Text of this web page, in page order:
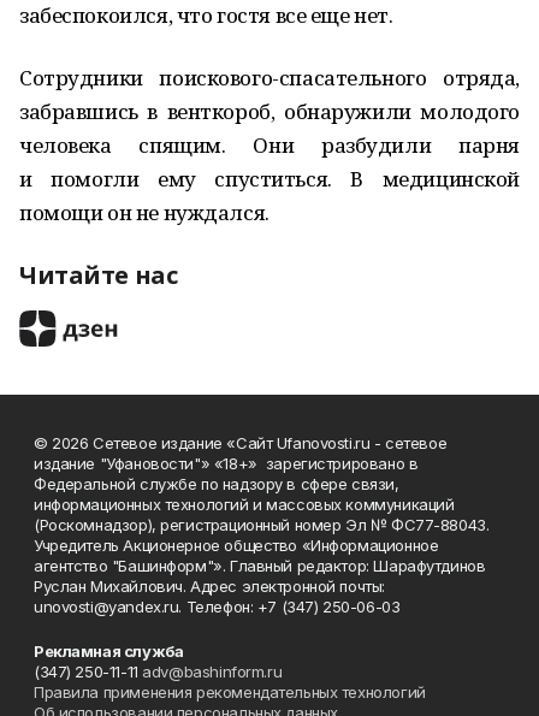
забеспокоился, что гостя все еще нет.
Сотрудники поискового-спасательного отряда,
забравшись в венткороб, обнаружили молодого
человека спящим. Они разбудили парня
и помогли ему спуститься. В медицинской
помощи он не нуждался.
Читайте нас
© 2026 Сетевое издание «Сайт Ufanovosti.ru - сетевое
издание "Уфановости"» «18+» зарегистрировано в
Федеральной службе по надзору в сфере связи,
информационных технологий и массовых коммуникаций
(Роскомнадзор), регистрационный номер Эл № ФС77-88043.
Учредитель Акционерное общество «Информационное
агентство "Башинформ"». Главный редактор: Шарафутдинов
Руслан Михайлович. Адрес электронной почты:
unovosti@yandex.ru. Телефон: +7 (347) 250-06-03
Рекламная служба
(347) 250-11-11 adv@bashinform.ru
Правила применения рекомендательных технологий